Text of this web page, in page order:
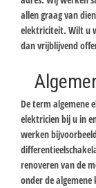
allen graag van
elektriciteit. Wilt u
dan vrijblijvend
De term algemene
elektricien bij u in
werken
renoveren van de
onder de